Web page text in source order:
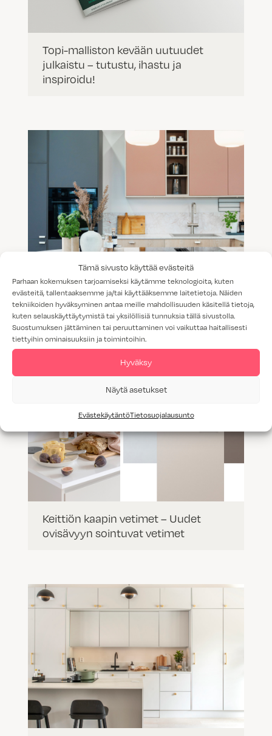
Tämä sivusto käyttää evästeitä
Parhaan kokemuksen tarjoamiseksi käytämme teknologioita, kuten
evästeitä, tallentaaksemme ja/tai käyttääksemme laitetietoja. Näiden
tekniikoiden hyväksyminen antaa meille mahdollisuuden käsitellä tietoja,
kuten selauskäyttäytymistä tai yksilöllisiä tunnuksia tällä sivustolla.
Suostumuksen jättäminen tai peruuttaminen voi vaikuttaa haitallisesti
tiettyihin ominaisuuksiin ja toimintoihin.
Hyväksy
Näytä asetukset
EvästekäytäntöTietosuojalausunto
Topi-malliston kevään uutuudet
julkaistu – tutustu, ihastu ja
inspiroidu!
Trendit 2026 – näyttävää, sävykästä
ja yksityiskohtaista
Keittiön kaapin vetimet – Uudet
ovisävyyn sointuvat vetimet